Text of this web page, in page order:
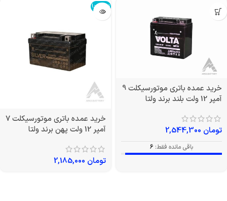
خرید عمده باتری موتورسیکلت 9
آمپر 12 ولت بلند برند ولتا
تومان
باقی مانده فقط: 6
تمام شد!
خرید عمده باتری موتورسیکلت 7
آمپر 12 ولت پهن برند ولتا
تومان